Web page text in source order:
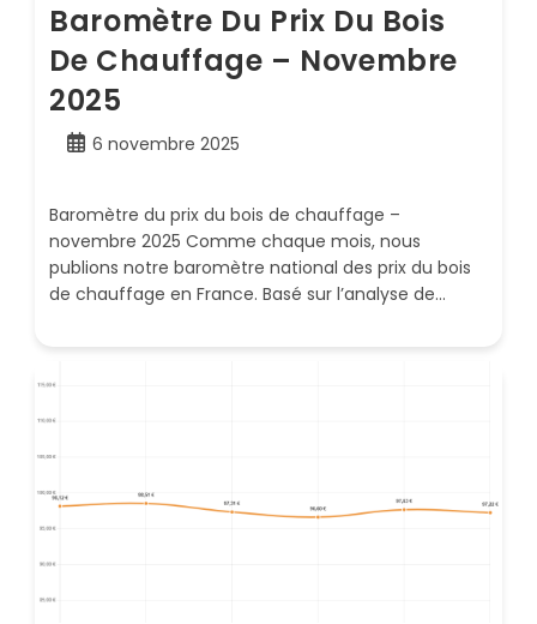
Baromètre Du Prix Du Bois
De Chauffage – Novembre
2025
Publication
6 novembre 2025
Baromètre du prix du bois de chauffage –
novembre 2025 Comme chaque mois, nous
publions notre baromètre national des prix du bois
de chauffage en France. Basé sur l’analyse de…